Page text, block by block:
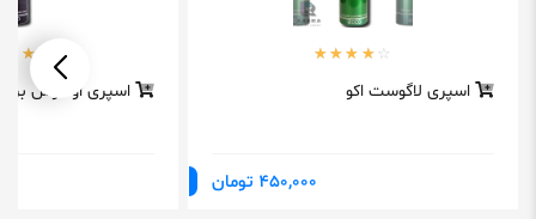
اسپری لاگوست اکو
450,000 تومان
اسپری اونتوس